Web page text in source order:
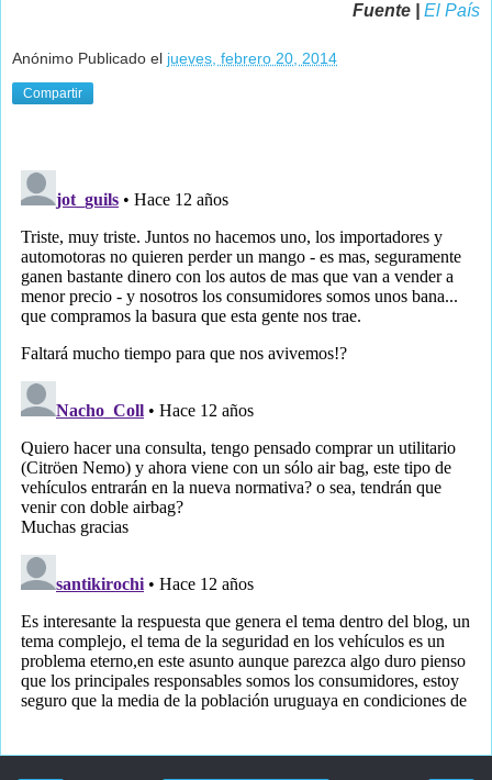
Fuente | El País
Anónimo Publicado el jueves, febrero 20, 2014
Compartir